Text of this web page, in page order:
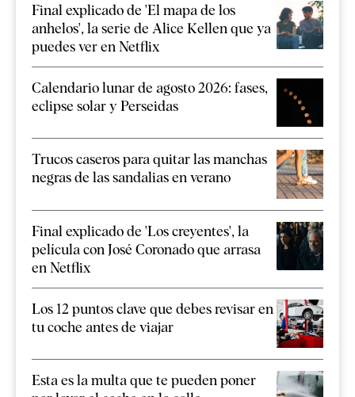
Final explicado de 'El mapa de los
anhelos', la serie de Alice Kellen que ya
puedes ver en Netflix
Calendario lunar de agosto 2026: fases,
eclipse solar y Perseidas
Trucos caseros para quitar las manchas
negras de las sandalias en verano
Final explicado de 'Los creyentes', la
película con José Coronado que arrasa
en Netflix
Los 12 puntos clave que debes revisar en
tu coche antes de viajar
Esta es la multa que te pueden poner